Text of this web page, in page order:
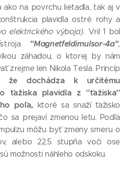
na povrchu lietadla, tak aj v
plavidla ostré rohy a
elektrického výboja). Vril 1 bol
"Magnetfeldimulsor-4a",
záhadou, o ktorej by nám
zrejme len Nikola Tesla. Princíp
že dochádza k určitému
ťažiska plavidla z "ťažiska"
poľa, ktoré sa snaží ťažisko
sa prejaví zmenou letu. Podľa
môžu byť zmeny smeru o
alebo 22,5 stupňa voči ose
možnosti náhleho odskoku.